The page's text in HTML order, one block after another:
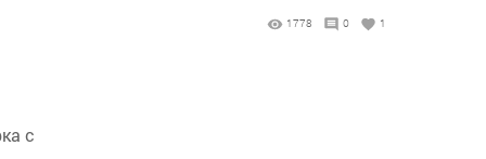
1778 0 1
с